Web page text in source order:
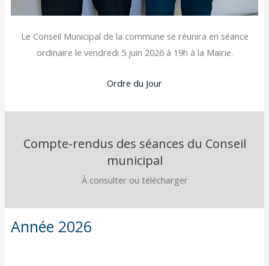
Le Conseil Municipal de la commune se réunira en séance
ordinaire le vendredi 5 juin 2026 à 19h à la Mairie.
Ordre du Jour
Compte-rendus des séances du Conseil
municipal
À consulter ou télécharger
Année 2026